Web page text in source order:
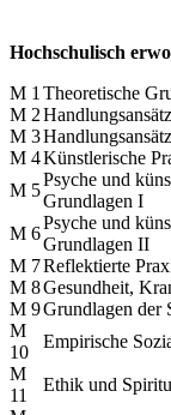
Hochschulisch
M 1Theoretische
M 2
M 3
M 4Künstlerische
M 5
Psyche und
Grundlagen I
M 6
Psyche und
Grundlagen II
M 7Reflektierte
M 8Gesundheit,
M 9Grundlagen der
M
10
Empirische
M
11
Ethik und